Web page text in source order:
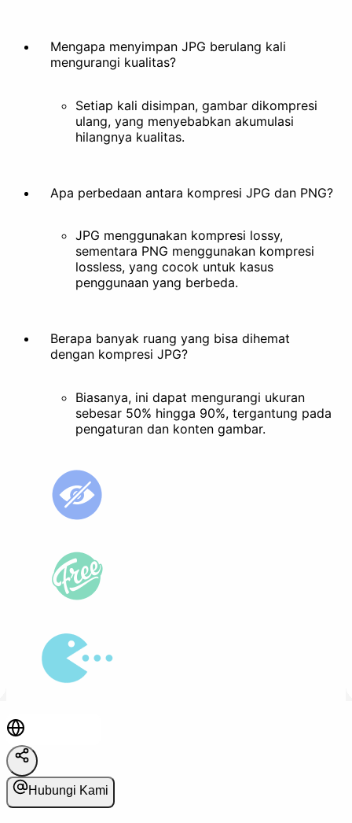
Mengapa menyimpan JPG berulang kali
mengurangi kualitas?
Setiap kali disimpan, gambar dikompresi
ulang, yang menyebabkan akumulasi
hilangnya kualitas.
Apa perbedaan antara kompresi JPG dan PNG?
JPG menggunakan kompresi lossy,
sementara PNG menggunakan kompresi
lossless, yang cocok untuk kasus
penggunaan yang berbeda.
Berapa banyak ruang yang bisa dihemat
dengan kompresi JPG?
Biasanya, ini dapat mengurangi ukuran
sebesar 50% hingga 90%, tergantung pada
pengaturan dan konten gambar.
Hubungi Kami